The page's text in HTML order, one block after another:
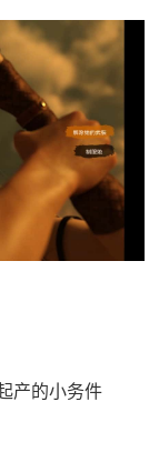
产的小务件